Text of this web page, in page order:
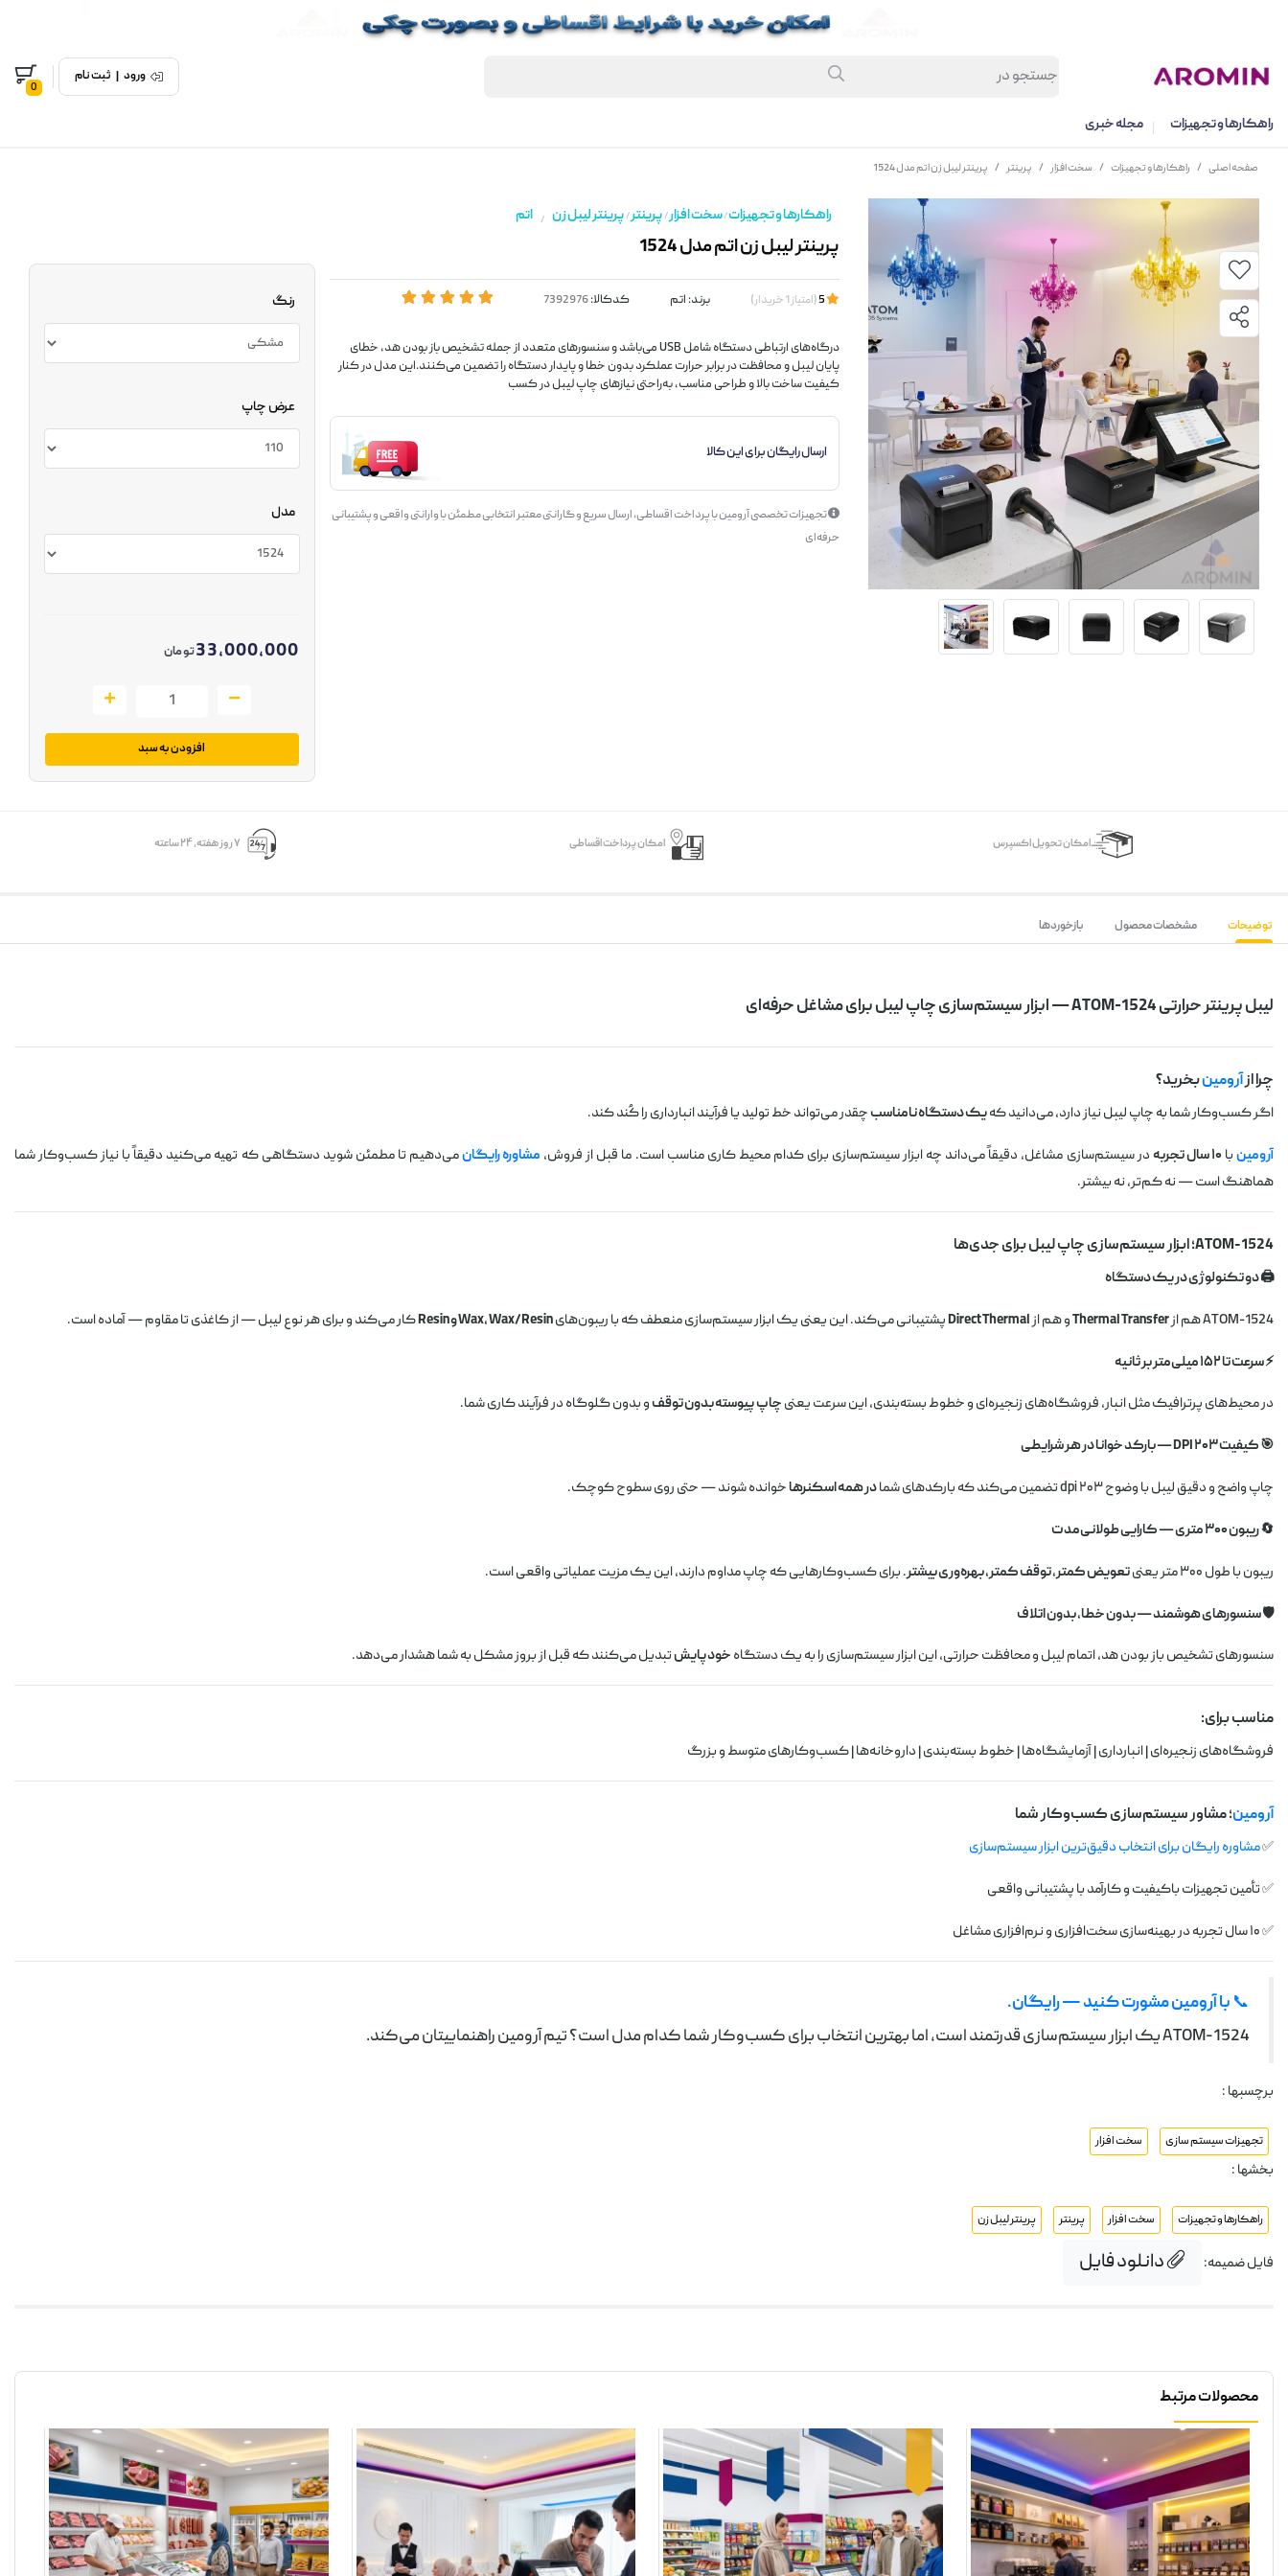
ورود | ثبت نام
0
راهکارها و تجهیزات مجله خبری
صفحه اصلی / راهکارها و تجهیزات / سخت افزار / پرینتر / پرینتر لیبل زن اتم مدل 1524
راهکارها و تجهیزات/سخت افزار/پرینتر/پرینتر لیبل زن / اتم
پرینتر لیبل زن اتم مدل 1524
(امتیاز1خریدار) برند: اتم کدکالا:
درگاه‌های ارتباطی دستگاه شامل USB می‌باشد و سنسورهای متعدد از جمله تشخیص باز بودن هد، خطای
پایان لیبل و محافظت در برابر حرارت عملکرد بدون خطا و پایدار دستگاه را تضمین می‌کنند.این مدل در کنار
کیفیت ساخت بالا و طراحی مناسب، به‌راحتی نیازهای چاپ لیبل در کسب
ارسال رایگان برای این کالا
تجهیزات تخصصی آرومین با پرداخت اقساطی، ارسال سریع و گارانتی معتبر انتخابی مطمئن با وارانتی واقعی و پشتیبانی
حرفه‌ای
رنگ
عرض چاپ
مدل
33,000,000تومان
افزودن به سبد
اﻣﮑﺎن ﺗﺤﻮﯾﻞ اﮐﺴﭙﺮس امکان پرداخت اقساطی ۷ روز ﻫﻔﺘﻪ، ۲۴ ﺳﺎﻋﺘﻪ
توضیحات مشخصات محصول بازخوردها
لیبل پرینتر حرارتی ATOM-1524 — ابزار سیستم‌سازی چاپ لیبل برای مشاغل حرفه‌ای
چرا ازآرومینبخرید؟
اگر کسب‌وکار شما به چاپ لیبل نیاز دارد، می‌دانید کهیک دستگاه نامناسبچقدر می‌تواند خط تولید یا فرآیند انبارداری را کُند کند.
آرومین با۱۰ سال تجربه در سیستم‌سازی مشاغل، دقیقاً می‌داند چه ابزار سیستم‌سازی برای کدام محیط کاری مناسب است. ما قبل از فروش، مشاوره رایگانمی‌دهیم تا مطمئن شوید دستگاهی که تهیه می‌کنید دقیقاً با نیاز کسب‌وکار شما
هماهنگ است — نه کم‌تر، نه بیشتر.
ATOM-1524؛ ابزار سیستم‌سازی چاپ لیبل برای جدی‌ها
🖨️ دو تکنولوژی در یک دستگاه
ATOM-1524 هم از Thermal Transferو هم از Direct Thermalپشتیبانی می‌کند. این یعنی یک ابزار سیستم‌سازی منعطف که با ریبون‌هایWax، Wax/Resin و Resin کار می‌کند و برای هر نوع لیبل — از کاغذی تا مقاوم — آماده است.
⚡ سرعت تا ۱۵۲ میلی‌متر بر ثانیه
در محیط‌های پرترافیک مثل انبار، فروشگاه‌های زنجیره‌ای و خطوط بسته‌بندی، این سرعت یعنی چاپ پیوسته بدون توقفو بدون گلوگاه در فرآیند کاری شما.
🎯 کیفیت ۲۰۳ DPI — بارکد خوانا در هر شرایطی
چاپ واضح و دقیق لیبل با وضوح ۲۰۳ dpi تضمین می‌کند که بارکدهای شما در همه اسکنرهاخوانده شوند — حتی روی سطوح کوچک.
🔄 ریبون ۳۰۰ متری — کارایی طولانی‌مدت
ریبون با طول ۳۰۰ متر یعنی تعویض کمتر، توقف کمتر، بهره‌وری بیشتر. برای کسب‌وکارهایی که چاپ مداوم دارند، این یک مزیت عملیاتی واقعی است.
🛡️ سنسورهای هوشمند — بدون خطا، بدون اتلاف
سنسورهای تشخیص باز بودن هد، اتمام لیبل و محافظت حرارتی، این ابزار سیستم‌سازی را به یک دستگاه خودپایشتبدیل می‌کنند که قبل از بروز مشکل به شما هشدار می‌دهد.
مناسب برای:
فروشگاه‌های زنجیره‌ای | انبارداری | آزمایشگاه‌ها | خطوط بسته‌بندی | داروخانه‌ها | کسب‌وکارهای متوسط و بزرگ
آرومین؛ مشاور سیستم‌سازی کسب‌وکار شما
✅مشاوره رایگان برای انتخاب دقیق‌ترین ابزار سیستم‌سازی
✅ تأمین تجهیزات باکیفیت و کارآمد با پشتیبانی واقعی
✅ ۱۰ سال تجربه در بهینه‌سازی سخت‌افزاری و نرم‌افزاری مشاغل
📞 با آرومین مشورت کنید — رایگان.
ATOM-1524 یک ابزار سیستم‌سازی قدرتمند است، اما بهترین انتخاب برای کسب‌وکار شما کدام مدل است؟ تیم آرومین راهنماییتان می‌کند.
برچسبها :
تجهیزات سیستم سازی سخت افزار
بخشها :
راهکارها و تجهیزات سخت افزار پرینتر پرینتر لیبل زن
فایل ضمیمه: دانلود فایل
محصولات مرتبط